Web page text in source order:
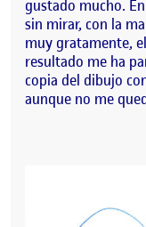
gustado mucho.
sin mirar, con la
muy gratamente,
resultado me ha
copia del dibujo
aunque no me